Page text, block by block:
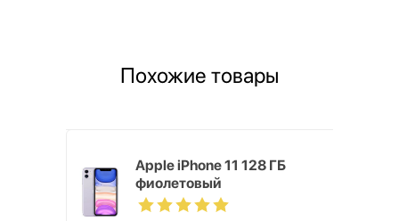
Похожие товары
Apple iPhone 11 128 ГБ
фиолетовый